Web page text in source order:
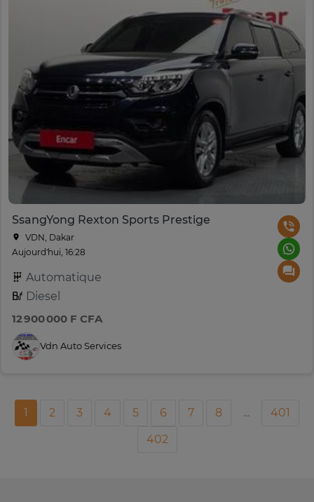
SsangYong Rexton Sports Prestige
VDN, Dakar
Aujourd'hui, 16:28
Automatique
Diesel
12 900 000 F CFA
Vdn Auto Services
1 2 3 4 5 6 7 8 ...
401
402